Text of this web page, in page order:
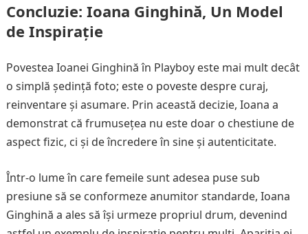
Concluzie: Ioana Ginghină, Un Model
de Inspirație
Povestea Ioanei Ginghină în Playboy este mai mult decât
o simplă ședință foto; este o poveste despre curaj,
reinventare și asumare. Prin această decizie, Ioana a
demonstrat că frumusețea nu este doar o chestiune de
aspect fizic, ci și de încredere în sine și autenticitate.
Într-o lume în care femeile sunt adesea puse sub
presiune să se conformeze anumitor standarde, Ioana
Ginghină a ales să își urmeze propriul drum, devenind